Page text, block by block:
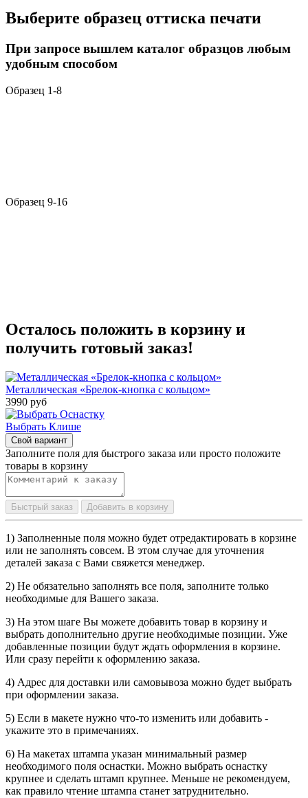
Выберите образец оттиска печати
При запросе вышлем каталог образцов любым
удобным способом
Образец 1-8
Образец 9-16
Осталось положить в корзину и
получить готовый заказ!
Металлическая «Брелок-кнопка с кольцом»
3990 руб
Выбрать Клише
Свой вариант
Заполните поля для быстрого заказа или просто положите
товары в корзину
Быстрый заказ Добавить в корзину
1) Заполненные поля можно будет отредактировать в корзине
или не заполнять совсем. В этом случае для уточнения
деталей заказа с Вами свяжется менеджер.
2) Не обязательно заполнять все поля, заполните только
необходимые для Вашего заказа.
3) На этом шаге Вы можете добавить товар в корзину и
выбрать дополнительно другие необходимые позиции. Уже
добавленные позиции будут ждать оформления в корзине.
Или сразу перейти к оформлению заказа.
4) Адрес для доставки или самовывоза можно будет выбрать
при оформлении заказа.
5) Если в макете нужно что-то изменить или добавить -
укажите это в примечаниях.
6) На макетах штампа указан минимальный размер
необходимого поля оснастки. Можно выбрать оснастку
крупнее и сделать штамп крупнее. Меньше не рекомендуем,
как правило чтение штампа станет затруднительно.